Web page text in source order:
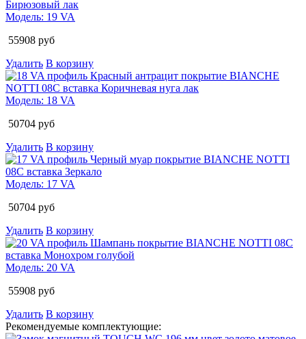
Модель: 19 VA
55908 руб
Удалить В корзину
Модель: 18 VA
50704 руб
Удалить В корзину
Модель: 17 VA
50704 руб
Удалить В корзину
Модель: 20 VA
55908 руб
Удалить В корзину
Рекомендуемые комплектующие: